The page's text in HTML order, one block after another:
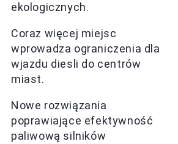
ekologicznych.
Coraz więcej miejsc
wprowadza ograniczenia dla
wjazdu diesli do centrów
miast.
Nowe rozwiązania
poprawiające efektywność
paliwową silników